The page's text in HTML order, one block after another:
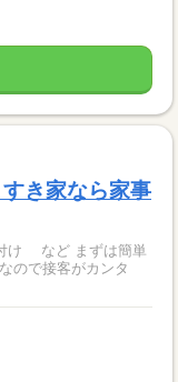
き家なら家事
け など まずは簡単